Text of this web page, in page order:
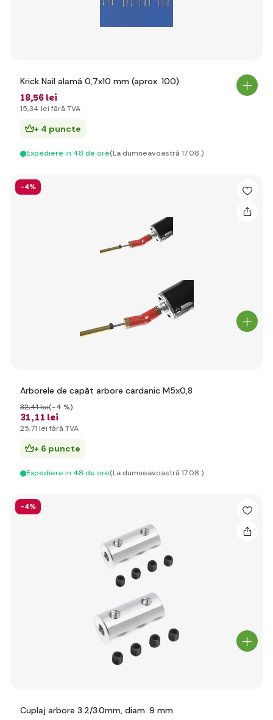
Krick Nail alamă 0,7x10 mm (aprox. 100)
18,56 lei
15,34 lei fără TVA
+ 4 puncte
Expediere in 48 de ore(La dumneavoastră 17.08.)
-4%
Arborele de capăt arbore cardanic M5x0,8
31,11 lei
32,41 lei(-4 %)
25,71 lei fără TVA
+ 6 puncte
Expediere in 48 de ore(La dumneavoastră 17.08.)
-4%
Cuplaj arbore 3.2/3.0mm, diam. 9 mm